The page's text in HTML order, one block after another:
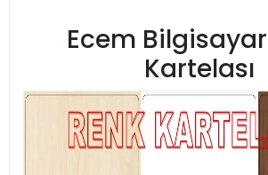
Ecem
Kartelası